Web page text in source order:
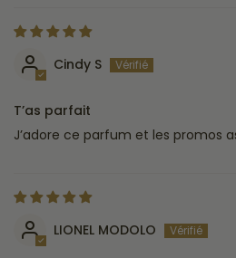
Cindy S
T’as parfait
J’adore ce parfum et les promos
LIONEL MODOLO